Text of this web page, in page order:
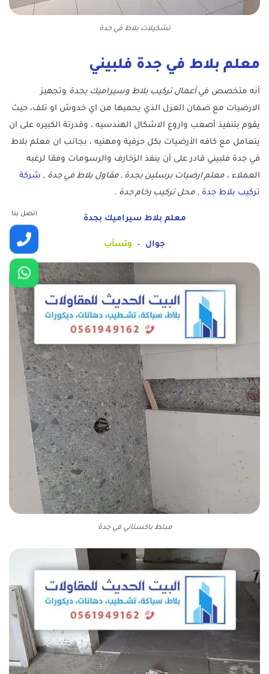
تشكيلات بلاط في جدة
معلم بلاط في جدة فلبيني
أنه متخصص في أعمال تركيب بلاط وسيراميك بجدة وتجهيز
الارضيات مع ضمان العزل الذي يحميها من اي خدوش او تلف، حيث
يقوم بتنفيذ أصعب واروع الاشكال الهندسيه ، وقدرتة الكبيره على ان
يتعامل مع كافه الأرضيات بكل حرفية ومهنيه ، بجانب ان معلم بلاط
في جدة فلبيني قادر على أن ينفذ الزخارف والرسومات وفقا لرغبه
العملاء ، معلم ارضيات برسلين بجدة , مقاول بلاط في جدة , شركة
تركيب بلاط جدة , محل تركيب رخام جدة .
معلم بلاط سيراميك بجدة
جوال – وتسأب
مبلط باكستاني في جدة
اتصل بنا